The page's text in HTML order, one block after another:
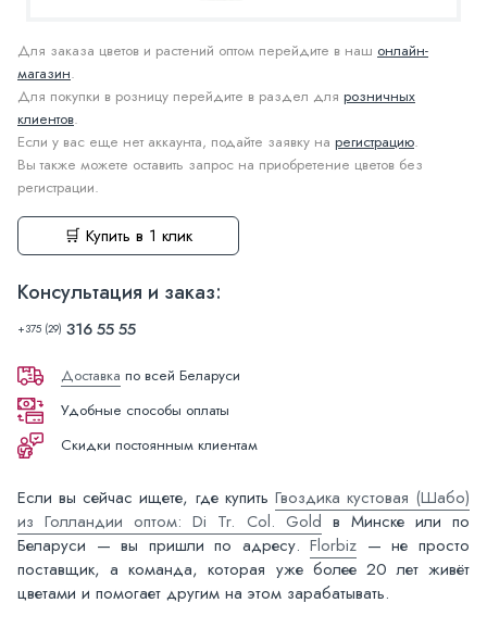
Для заказа цветов и растений оптом перейдите в наш онлайн-
магазин.
Для покупки в розницу перейдите в раздел для розничных
клиентов.
Если у вас еще нет аккаунта, подайте заявку на регистрацию.
Вы также можете оставить запрос на приобретение цветов без
регистрации.
🛒 Купить в 1 клик
Консультация и заказ:
+375 (29) 316 55 55
Доставка по всей Беларуси
Удобные способы оплаты
Скидки постоянным клиентам
Если вы сейчас ищете, где купить Гвоздика кустовая (Шабо)
из Голландии оптом: Di Tr. Col. Gold в Минске или по
Беларуси — вы пришли по адресу.Florbiz — не просто
поставщик, а команда, которая уже более 20 лет живёт
цветами и помогает другим на этом зарабатывать.